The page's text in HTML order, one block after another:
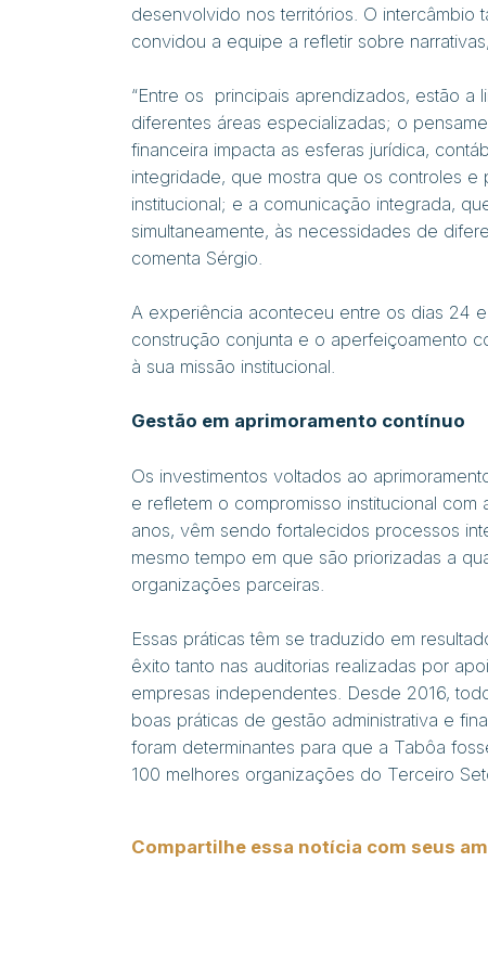
desenvolvido nos territórios. O intercâmbio
convidou a equipe a refletir sobre
“Entre os principais aprendizados, estão a
diferentes áreas especializadas; o
financeira impacta as esferas jurídica,
integridade, que mostra que os controles
institucional; e a comunicação integrada,
simultaneamente, às necessidades de
comenta Sérgio.
A experiência aconteceu entre os dias 24
construção conjunta e o aperfeiçoamento
à sua missão institucional.
Gestão em aprimoramento contínuo
Os investimentos voltados ao
e refletem o compromisso institucional
anos, vêm sendo fortalecidos processos
mesmo tempo em que são priorizadas a
organizações parceiras.
Essas práticas têm se traduzido em
êxito tanto nas auditorias realizadas por
empresas independentes. Desde 2016,
boas práticas de gestão administrativa e
foram determinantes para que a Tabôa
100 melhores organizações do Terceiro
Compartilhe essa notícia com seus